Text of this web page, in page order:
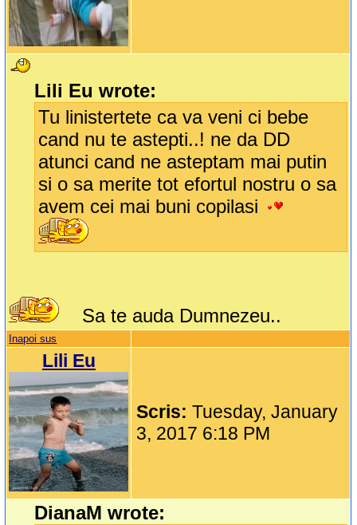
Lili Eu wrote:
Tu linistertete ca va veni ci bebe
cand nu te astepti..! ne da DD
atunci cand ne asteptam mai putin
si o sa merite tot efortul nostru o sa
avem cei mai buni copilasi
Sa te auda Dumnezeu..
Inapoi sus
Lili Eu
Scris:Tuesday, January
3, 2017 6:18 PM
DianaM wrote: